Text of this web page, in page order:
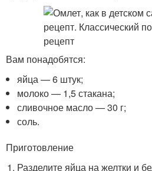
Вам понадобятся:
яйца — 6 штук;
молоко — 1,5 стакана;
сливочное масло — 30 г;
соль.
Приготовление
Разделите яйца на желтки и